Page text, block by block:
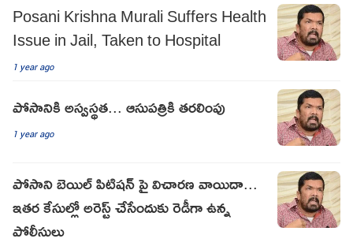
Posani Krishna Murali Suffers Health
Issue in Jail, Taken to Hospital
1 year ago
పోసానికి అస్వస్థత... ఆసుపత్రికి తరలింపు
1 year ago
పోసాని బెయిల్ పిటిషన్ పై విచారణ వాయిదా...
ఇతర కేసుల్లో అరెస్ట్ చేసేందుకు రెడీగా ఉన్న
పోలీసులు